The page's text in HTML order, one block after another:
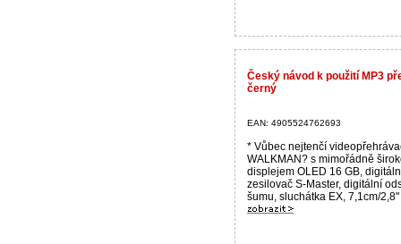
Český návod k použití MP3
černý
EAN: 4905524762693
* Vůbec nejtenčí
WALKMAN? s mimořádně
displejem OLED 16 GB,
zesilovač S-Master, digitální
šumu, sluchátka EX, 7,1cm/